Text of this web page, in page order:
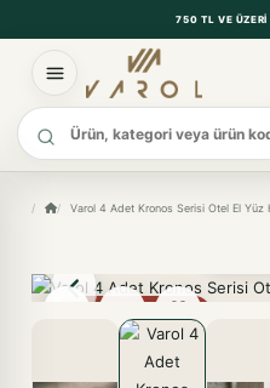
750 TL VE ÜZERI
Ürün ara
Varol 4 Adet Kronos Serisi Otel El
KARGO BEDAVA